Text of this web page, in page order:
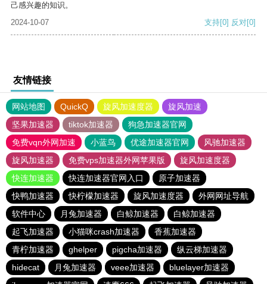
己感兴趣的知识。
2024-10-07
支持[0] 反对[0]
友情链接
网站地图 QuickQ 旋风加速度器
旋风加速
坚果加速器
tiktok加速器
狗急加速器官网
免费vqn外网加速
小蓝鸟 优途加速器官网
风驰加速器
旋风加速器
免费vps加速器外网苹果版
旋风加速度器
快连加速器
快连加速器官网入口
原子加速器
快鸭加速器
快柠檬加速器 旋风加速度器
外网网址导航
软件中心
月兔加速器 白鲸加速器
白鲸加速器
起飞加速器
小猫咪crash加速器
香蕉加速器
青柠加速器
ghelper pigcha加速器
纵云梯加速器
hidecat
月兔加速器 veee加速器
bluelayer加速器